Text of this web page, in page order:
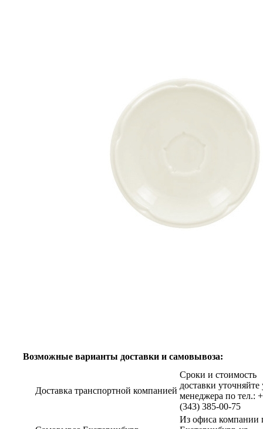
Возможные варианты доставки и самовывоза:
Доставка транспортной компанией
Сроки и стоимость
доставки уточняйте
менеджера по тел.:
(343) 385-00-75
Из офиса компании